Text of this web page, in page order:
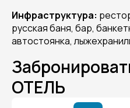
Инфраструктура:
русская баня, бар,
автостоянка,
ОТЕЛЬ